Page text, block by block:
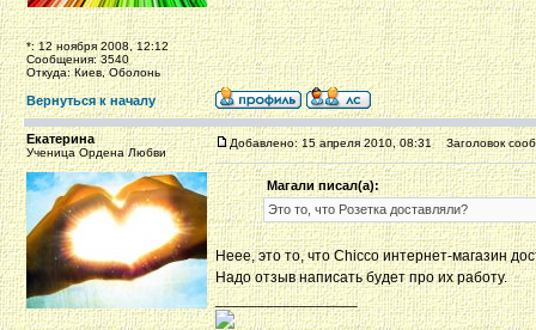
*: 12 ноября 2008, 12:12
Сообщения: 3540
Откуда: Киев, Оболонь
Вернуться к началу
Екатерина
Ученица Ордена Любви
Добавлено: 15 апреля 2010, 08:31 Заголовок
Магали писал(а):
Это то, что Розетка доставляли?
Неее, это то, что Chicco интернет-магазин
Надо отзыв написать будет про их работу.
_________________